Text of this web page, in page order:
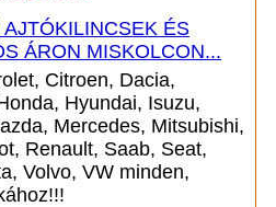
ÉS
ÁRON MISKOLCON...
Citroen, Dacia,
Hyundai, Isuzu,
Mercedes, Mitsubishi,
Renault, Saab, Seat,
Volvo, VW minden,